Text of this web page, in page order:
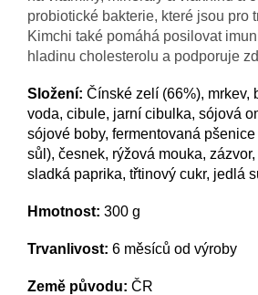
probiotické bakterie, které jsou pro
Kimchi také pomáhá posilovat
hladinu cholesterolu a podporuje
Složení: Čínské zelí (66%), mrkev,
voda, cibule, jarní cibulka, sójová
sójové boby, fermentovaná
sůl), česnek, rýžová mouka,
sladká paprika, třtinový cukr, jedlá
Hmotnost: 300 g
Trvanlivost: 6 měsíců od výroby
Země původu: ČR